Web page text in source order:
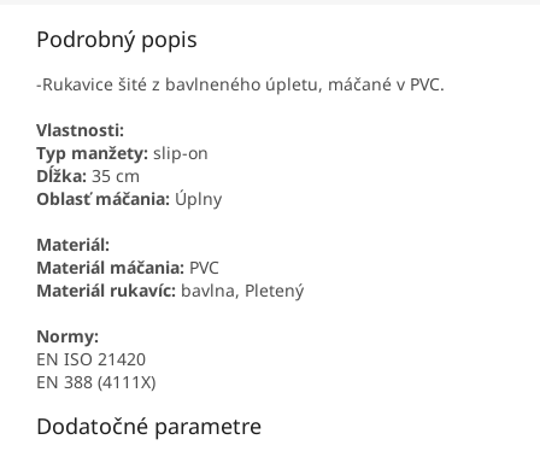
Podrobný popis
-Rukavice šité z bavlneného úpletu, máčané v PVC.
Vlastnosti:
Typ manžety: slip-on
Dĺžka: 35 cm
Oblasť máčania: Úplny
Materiál:
Materiál máčania: PVC
Materiál rukavíc: bavlna, Pletený
Normy:
EN ISO 21420
EN 388 (4111X)
Dodatočné parametre